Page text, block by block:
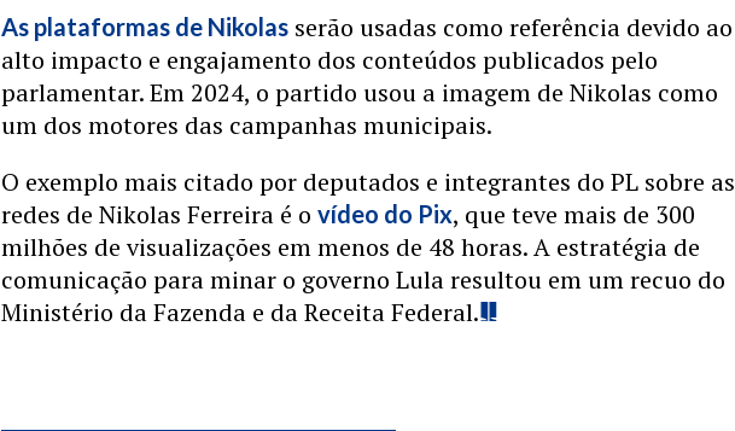
As plataformas de Nikolas serão usadas como referência devido ao
alto impacto e engajamento dos conteúdos publicados pelo
parlamentar. Em 2024, o partido usou a imagem de Nikolas como
um dos motores das campanhas municipais.
O exemplo mais citado por deputados e integrantes do PL sobre as
redes de Nikolas Ferreira é ovídeo do Pix, que teve mais de 300
milhões de visualizações em menos de 48 horas. A estratégia de
comunicação para minar o governo Lula resultou em um recuo do
Ministério da Fazenda e da Receita Federal.